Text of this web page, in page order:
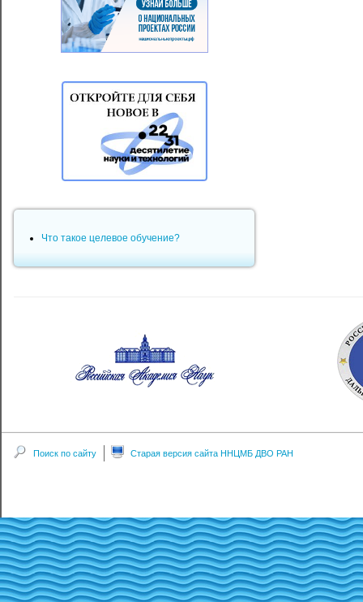
Что такое целевое обучение?
Поиск по сайту Старая версия сайта ННЦМБ ДВО РАН